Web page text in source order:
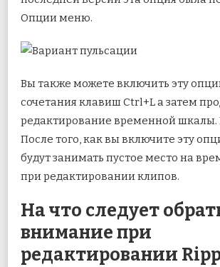
Опции меню.
Вы также можете включить эту
сочетания клавиш Ctrl+L а затем
редактирование временной шкалы.
После того, как вы включите эту
будут занимать пустое место на
при редактировании клипов.
На что следует
внимание при
редактировании